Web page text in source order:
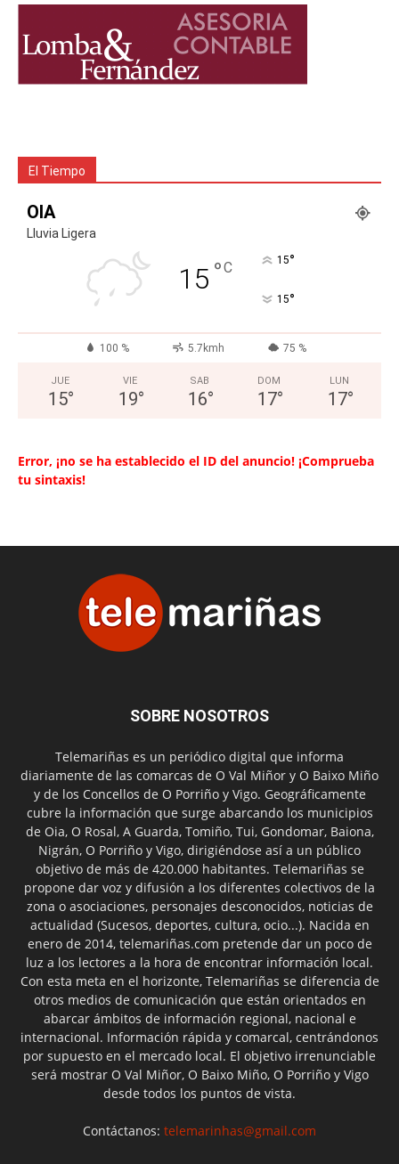
El Tiempo
OIA
Lluvia Ligera
15 °C 15°
15°
100 % 5.7kmh 75 %
JUE
15°
VIE
19°
SAB
16°
DOM
17°
LUN
17°
Error, ¡no se ha establecido el ID del anuncio! ¡Comprueba
tu sintaxis!
SOBRE NOSOTROS
Telemariñas es un periódico digital que informa
diariamente de las comarcas de O Val Miñor y O Baixo Miño
y de los Concellos de O Porriño y Vigo. Geográficamente
cubre la información que surge abarcando los municipios
de Oia, O Rosal, A Guarda, Tomiño, Tui, Gondomar, Baiona,
Nigrán, O Porriño y Vigo, dirigiéndose así a un público
objetivo de más de 420.000 habitantes. Telemariñas se
propone dar voz y difusión a los diferentes colectivos de la
zona o asociaciones, personajes desconocidos, noticias de
actualidad (Sucesos, deportes, cultura, ocio...). Nacida en
enero de 2014, telemariñas.com pretende dar un poco de
luz a los lectores a la hora de encontrar información local.
Con esta meta en el horizonte, Telemariñas se diferencia de
otros medios de comunicación que están orientados en
abarcar ámbitos de información regional, nacional e
internacional. Información rápida y comarcal, centrándonos
por supuesto en el mercado local. El objetivo irrenunciable
será mostrar O Val Miñor, O Baixo Miño, O Porriño y Vigo
desde todos los puntos de vista.
Contáctanos: telemarinhas@gmail.com